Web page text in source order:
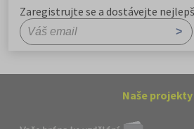
Zaregistrujte se a dostávejte
Naše projekty